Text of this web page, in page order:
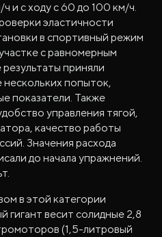
и с ходу с 60 до 100 км/ч.
эластичности
в спортивный режим
с равномерным
приняли
попыток,
показатели. Также
управления тягой,
качество работы
Значения расхода
до начала упражнений.
в этой категории
гигант весит солидные 2,8
(1,5-литровый